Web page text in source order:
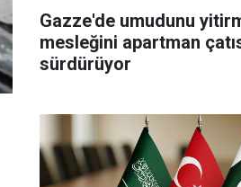
Gazze'de umudunu
mesleğini apartman
sürdürüyor